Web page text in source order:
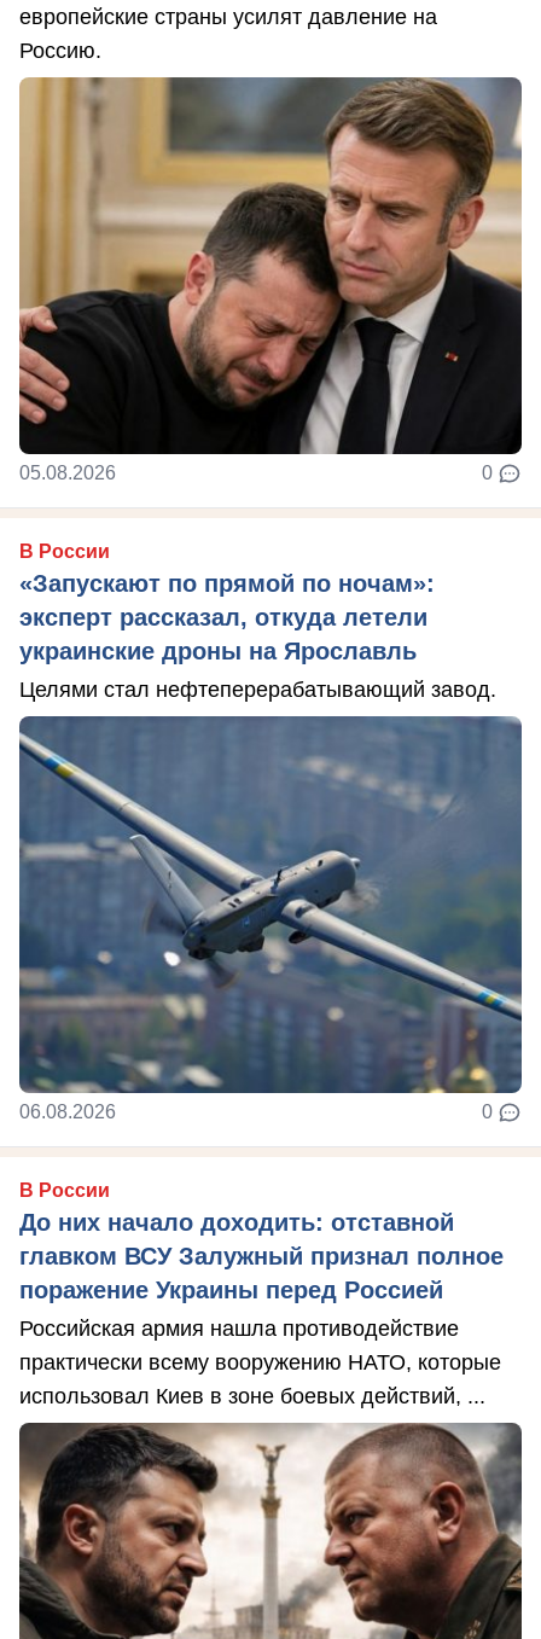
европейские страны усилят давление на
Россию.
05.08.2026 0
В России
«Запускают по прямой по ночам»:
эксперт рассказал, откуда летели
украинские дроны на Ярославль
Целями стал нефтеперерабатывающий завод.
06.08.2026 0
В России
До них начало доходить: отставной
главком ВСУ Залужный признал полное
поражение Украины перед Россией
Российская армия нашла противодействие
практически всему вооружению НАТО, которые
использовал Киев в зоне боевых действий, ...